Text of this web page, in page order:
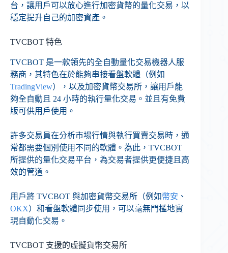
台，讓用戶可以放心進行加密貨幣的量化交易，以
穩定提升自己的加密資產。
TVCBOT 特色
TVCBOT 是一款領先的全自動量化交易機器人服
務商，其特色在於能夠串接看盤軟體（例如
TradingView），以及加密貨幣交易所，讓用戶能
夠全自動且 24 小時的執行量化交易。並且有免費
版可供用戶使用。
許多交易員在分析市場行情與執行買賣交易時，通
常都需要個別使用不同的軟體。為此，TVCBOT
所提供的量化交易平台，為交易者提供更便捷且高
效的管道。
用戶將 TVCBOT 與加密貨幣交易所（例如幣安 、
OKX）和看盤軟體同步使用，可以毫無門檻地實
現自動化交易。
TVCBOT 支援的虛擬貨幣交易所